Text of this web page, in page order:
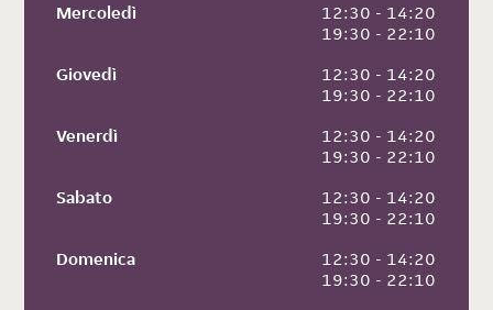
Mercoledì
12:30 - 14:20
19:30 - 22:10
Giovedì
12:30 - 14:20
19:30 - 22:10
Venerdì
12:30 - 14:20
19:30 - 22:10
Sabato
12:30 - 14:20
19:30 - 22:10
Domenica
12:30 - 14:20
19:30 - 22:10